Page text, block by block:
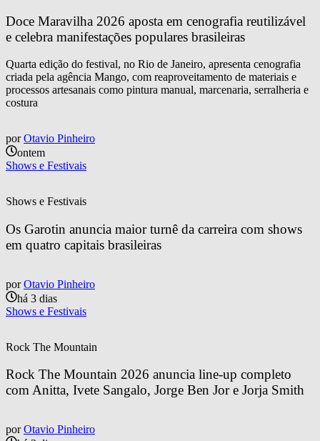
Doce Maravilha 2026 aposta em cenografia reutilizável
e celebra manifestações populares brasileiras
Quarta edição do festival, no Rio de Janeiro, apresenta cenografia
criada pela agência Mango, com reaproveitamento de materiais e
processos artesanais como pintura manual, marcenaria, serralheria e
costura
por Otavio Pinheiro
ontem
Shows e Festivais
Shows e Festivais
Os Garotin anuncia maior turnê da carreira com shows
em quatro capitais brasileiras
por Otavio Pinheiro
há 3 dias
Shows e Festivais
Rock The Mountain
Rock The Mountain 2026 anuncia line-up completo
com Anitta, Ivete Sangalo, Jorge Ben Jor e Jorja Smith
por Otavio Pinheiro